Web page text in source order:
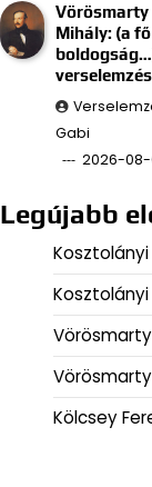
Vörösmarty
Mihály: (a fő
verselemzés
Gabi
2026-
Legújabb
Kölcsey